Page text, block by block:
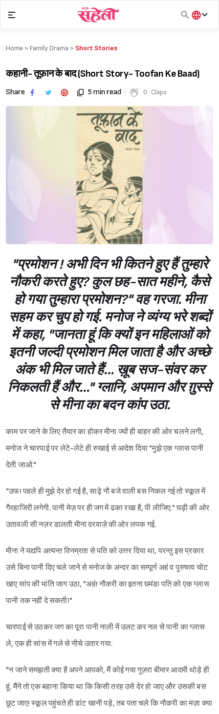
content
हिंदी
Home > Family Drama > Short Stories
कहानी- तूफ़ान के बाद (Short Story- Toofan Ke Baad)
Share 5 min read 0 Claps
"प्रमोशन ! अभी दिन भी कितने हुए हैं तुम्हारे
नौकरी करते हुए? कुल छह-सात महीने, कैसे
हो गया तुम्हारा प्रमोशन?" वह गरजा. मीना
सहम कर चुप हो गई. मनोज ने व्यंग्य भरे शब्दों
में कहा, "जानता हूं कि क्यों इन महिलाओं को
इतनी जल्दी प्रमोशन मिल जाता है और अच्छे
अंक भी मिल जाते हैं... ख़ूब सज-संवर कर
निकलती हैं और..." ग्लानि, अपमान और ग़ुस्से
से मीना का बदन कांप उठा.
काम पर जाने के लिए तैयार का होकर मीना ज्यों ही बाहर की ओर चलने लगी,
मनोज ने चारपाई पर लेटे-लेटे ही रुखाई से आदेश दिया "मुझे एक ग्लास पानी
देती जाओ."
"उफ! पहले ही मुझे देर हो गई है, साढ़े नौ बजे वाली बस निकल गई तो स्कूल में
गैरहाजिरी लगेगी. पानी मेज़ पर ही जग में ढका रखा है, पी लीजिए." घड़ी की ओर
उतावली सी नज़र डालती मीना दरवाज़े की ओर लपक गई.
मीना ने यद्यपि अत्यन्त विनम्रता से पति को उत्तर दिया था, परन्तु इस प्रकार
उसे बिना पानी दिए चले जाने से मनोज के अन्दर का सम्पूर्ण अहं व पुरुषत्व चोट
खाए सांप की भांति जाग उठा, "अहं! नौकरी का इतना घमंड! पति को एक ग्लास
पानी तक नहीं दे सकती!"
चारपाई से उठकर जग का पूरा पानी नाली में उलट कर नल से पानी का ग्लास
ले, एक ही सांस में गले से नीचे उतार गया.
"न जाने समझती क्या है अपने आपको, मैं कोई गया गुज़रा बीमार आदमी थोड़े ही
हूं. मैंने तो एक बहाना किया था कि किसी तरह उसे देर हो जाए और उसकी बस
छूट जाए! स्कूल पहुंचते ही डांट खानी पड़े, तब पता चले कि नौकरी का मज़ा क्या